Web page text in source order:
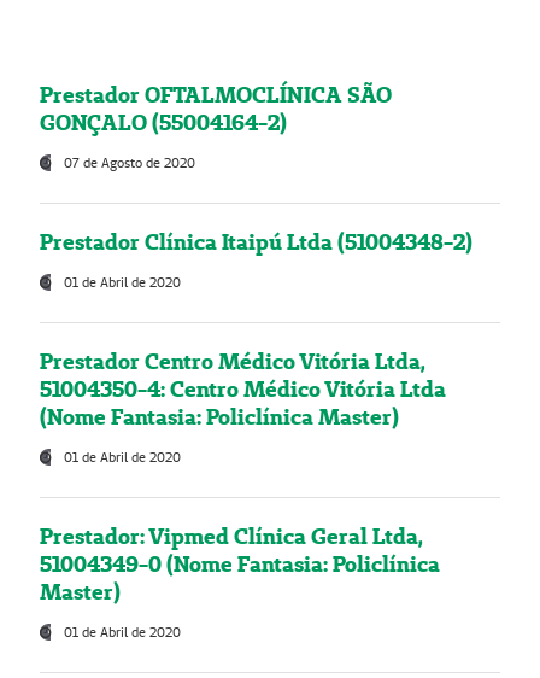
Prestador OFTALMOCLÍNICA SÃO
GONÇALO (55004164-2)
07 de Agosto de 2020
Prestador Clínica Itaipú Ltda (51004348-2)
01 de Abril de 2020
Prestador Centro Médico Vitória Ltda,
51004350-4: Centro Médico Vitória Ltda
(Nome Fantasia: Policlínica Master)
01 de Abril de 2020
Prestador: Vipmed Clínica Geral Ltda,
51004349-0 (Nome Fantasia: Policlínica
Master)
01 de Abril de 2020